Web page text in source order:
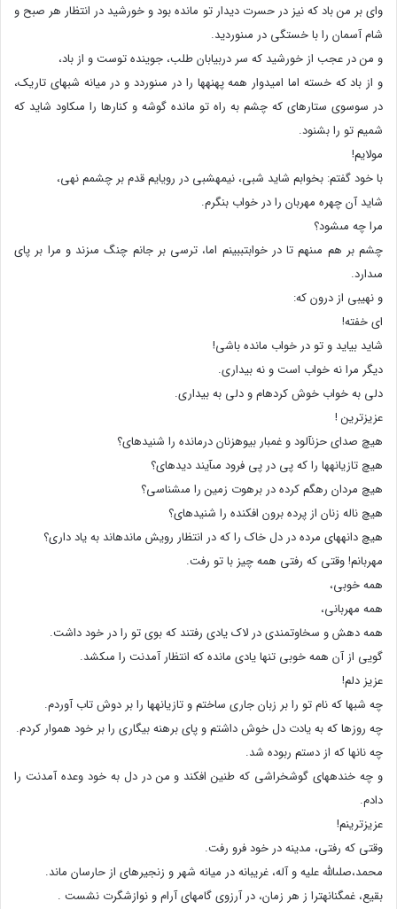
واى بر من باد که نیز در حسرت دیدار تو مانده بود و خورشید در انتظار هر صبح و
شام آسمان را با خستگى در مى‏نوردید.
و من در عجب از خورشید که سر دربیابان طلب، جوینده توست و از باد،
و از باد که خسته اما امیدوار همه پهنه‏ها را در مى‏نوردد و در میانه شبهاى تاریک،
در سوسوى ستاره‏اى که چشم به راه تو مانده گوشه و کنارها را مى‏کاود شاید که
شمیم تو را بشنود.
مولایم!
با خود گفتم: بخوابم شاید شبى، نیمه‏شبى در رویایم قدم بر چشمم نهى،
شاید آن چهره مهربان را در خواب بنگرم.
مرا چه مى‏شود؟
چشم بر هم مى‏نهم تا در خوابت‏ببینم اما، ترسى بر جانم چنگ مى‏زند و مرا بر پاى
مى‏دارد.
و نهیبى از درون که:
اى خفته!
شاید بیاید و تو در خواب مانده باشى!
دیگر مرا نه خواب است و نه بیدارى.
دلى به خواب خوش کرده‏ام و دلى به بیدارى.
عزیزترین !
هیچ صداى حزن‏آلود و غمبار بیوه‏زنان درمانده را شنیده‏اى؟
هیچ تازیانه‏ها را که پى در پى فرود مى‏آیند دیده‏اى؟
هیچ مردان ره‏گم کرده در برهوت زمین را مى‏شناسى؟
هیچ ناله زنان از پرده برون افکنده را شنیده‏اى؟
هیچ دانه‏هاى مرده در دل خاک را که در انتظار رویش مانده‏اند به یاد دارى؟
مهربانم! وقتى که رفتى همه چیز با تو رفت.
همه خوبى،
همه مهربانى،
همه دهش و سخاوتمندى در لاک یادى رفتند که بوى تو را در خود داشت.
گویى از آن همه خوبى تنها یادى مانده که انتظار آمدنت را مى‏کشد.
عزیز دلم!
چه شبها که نام تو را بر زبان جارى ساختم و تازیانه‏ها را بر دوش تاب آوردم.
چه روزها که به یادت دل خوش داشتم و پاى برهنه بیگارى را بر خود هموار کردم.
چه نانها که از دستم ربوده شد.
و چه خنده‏هاى گوش‏خراشى که طنین افکند و من در دل به خود وعده آمدنت را
دادم.
عزیزترینم!
وقتى که رفتى، مدینه در خود فرو رفت.
محمد،صلى‏الله علیه و آله، غریبانه در میانه شهر و زنجیره‏اى از حارسان ماند.
بقیع، غمگنانه‏ترا ز هر زمان، در آرزوى گامهاى آرام و نوازشگرت نشست .